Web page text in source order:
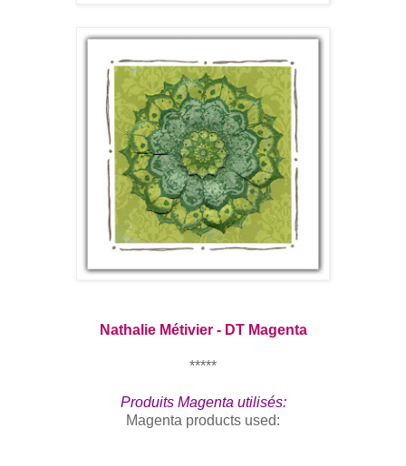
Nathalie Métivier - DT Magenta
*****
Produits Magenta utilisés:
Magenta products used: